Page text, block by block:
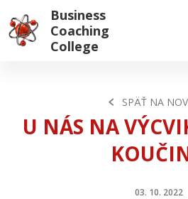
Business
Coaching
College
SPÄŤ NA
U NÁS NA
03. 10. 2022